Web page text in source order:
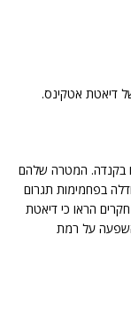
דיאטת אטקינס.
בקנדה. המטרה שלהם
בפחמימות תגרום
הראו כי דיאטת
על רמת